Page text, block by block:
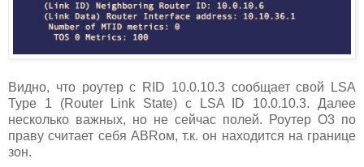
Видно, что роутер с RID 10.0.10.3 сообщает свой LSA
Type 1 (Router Link State) c LSA ID 10.0.10.3. Далее
несколько важных, но не сейчас полей. Роутер О3 по
праву считает себя ABRом, т.к. он находится на границе
зон.